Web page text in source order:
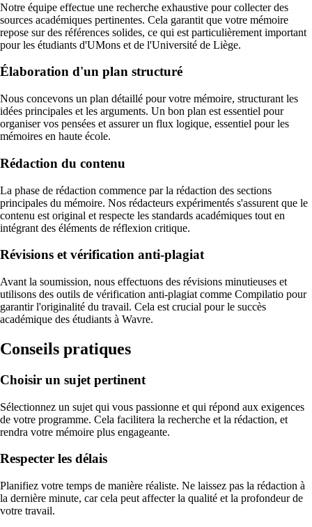
Notre équipe effectue une recherche exhaustive pour collecter des
sources académiques pertinentes. Cela garantit que votre mémoire
repose sur des références solides, ce qui est particulièrement important
pour les étudiants d'UMons et de l'Université de Liège.
Élaboration d'un plan structuré
Nous concevons un plan détaillé pour votre mémoire, structurant les
idées principales et les arguments. Un bon plan est essentiel pour
organiser vos pensées et assurer un flux logique, essentiel pour les
mémoires en haute école.
Rédaction du contenu
La phase de rédaction commence par la rédaction des sections
principales du mémoire. Nos rédacteurs expérimentés s'assurent que le
contenu est original et respecte les standards académiques tout en
intégrant des éléments de réflexion critique.
Révisions et vérification anti-plagiat
Avant la soumission, nous effectuons des révisions minutieuses et
utilisons des outils de vérification anti-plagiat comme Compilatio pour
garantir l'originalité du travail. Cela est crucial pour le succès
académique des étudiants à Wavre.
Conseils pratiques
Choisir un sujet pertinent
Sélectionnez un sujet qui vous passionne et qui répond aux exigences
de votre programme. Cela facilitera la recherche et la rédaction, et
rendra votre mémoire plus engageante.
Respecter les délais
Planifiez votre temps de manière réaliste. Ne laissez pas la rédaction à
la dernière minute, car cela peut affecter la qualité et la profondeur de
votre travail.